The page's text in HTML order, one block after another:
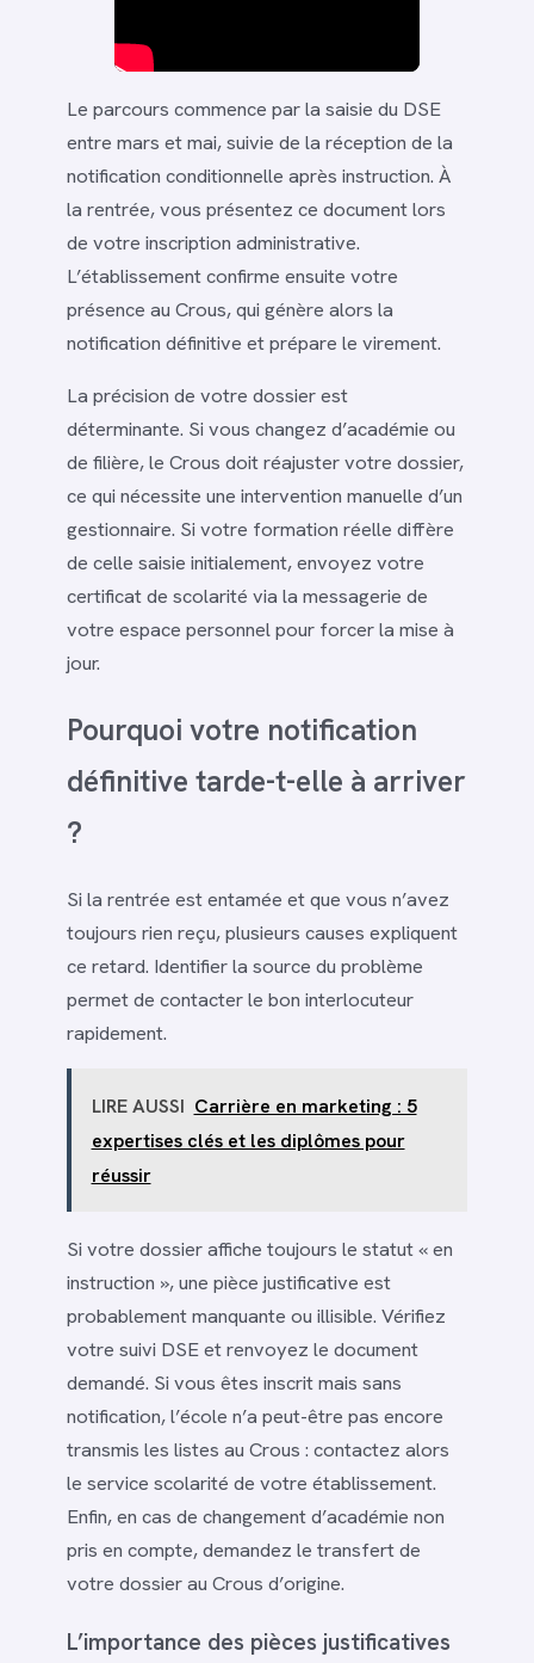
Le parcours commence par la saisie du DSE
entre mars et mai, suivie de la réception de la
notification conditionnelle après instruction. À
la rentrée, vous présentez ce document lors
de votre inscription administrative.
L’établissement confirme ensuite votre
présence au Crous, qui génère alors la
notification définitive et prépare le virement.
La précision de votre dossier est
déterminante. Si vous changez d’académie ou
de filière, le Crous doit réajuster votre dossier,
ce qui nécessite une intervention manuelle d’un
gestionnaire. Si votre formation réelle diffère
de celle saisie initialement, envoyez votre
certificat de scolarité via la messagerie de
votre espace personnel pour forcer la mise à
jour.
Pourquoi votre notification
définitive tarde-t-elle à arriver
?
Si la rentrée est entamée et que vous n’avez
toujours rien reçu, plusieurs causes expliquent
ce retard. Identifier la source du problème
permet de contacter le bon interlocuteur
rapidement.
LIRE AUSSI Carrière en marketing : 5
expertises clés et les diplômes pour
réussir
Si votre dossier affiche toujours le statut « en
instruction », une pièce justificative est
probablement manquante ou illisible. Vérifiez
votre suivi DSE et renvoyez le document
demandé. Si vous êtes inscrit mais sans
notification, l’école n’a peut-être pas encore
transmis les listes au Crous : contactez alors
le service scolarité de votre établissement.
Enfin, en cas de changement d’académie non
pris en compte, demandez le transfert de
votre dossier au Crous d’origine.
L’importance des pièces justificatives